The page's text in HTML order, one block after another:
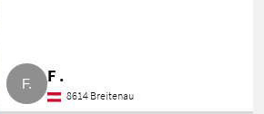
F .
8614 Breitenau